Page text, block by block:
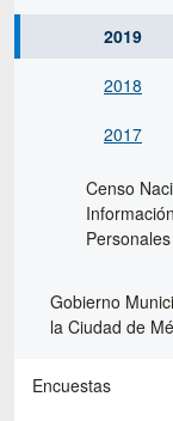
2019
2018
2017
Censo
Gobierno
la Ciudad de
Encuestas